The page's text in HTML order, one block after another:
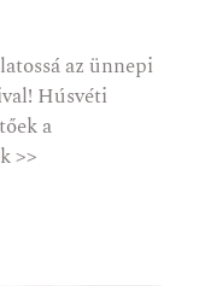
az ünnepi
Húsvéti
a
>>